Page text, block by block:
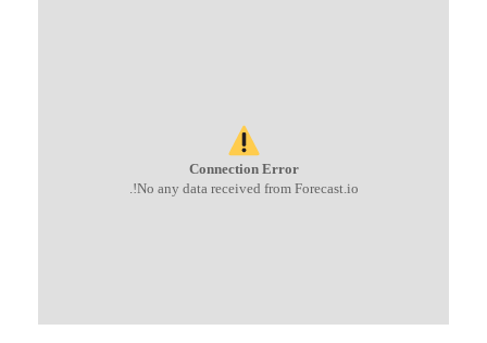
Connection Error
No any data received from Forecast.io!.